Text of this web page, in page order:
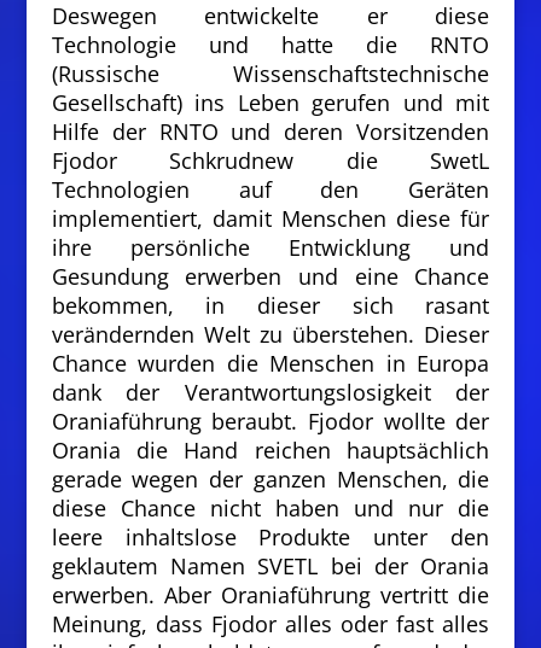
Deswegen entwickelte er diese
Technologie und hatte die RNTO
(Russische Wissenschaftstechnische
Gesellschaft) ins Leben gerufen und mit
Hilfe der RNTO und deren Vorsitzenden
Fjodor Schkrudnew die SwetL
Technologien auf den Geräten
implementiert, damit Menschen diese für
ihre persönliche Entwicklung und
Gesundung erwerben und eine Chance
bekommen, in dieser sich rasant
verändernden Welt zu überstehen. Dieser
Chance wurden die Menschen in Europa
dank der Verantwortungslosigkeit der
Oraniaführung beraubt. Fjodor wollte der
Orania die Hand reichen hauptsächlich
gerade wegen der ganzen Menschen, die
diese Chance nicht haben und nur die
leere inhaltslose Produkte unter den
geklautem Namen SVETL bei der Orania
erwerben. Aber Oraniaführung vertritt die
Meinung, dass Fjodor alles oder fast alles